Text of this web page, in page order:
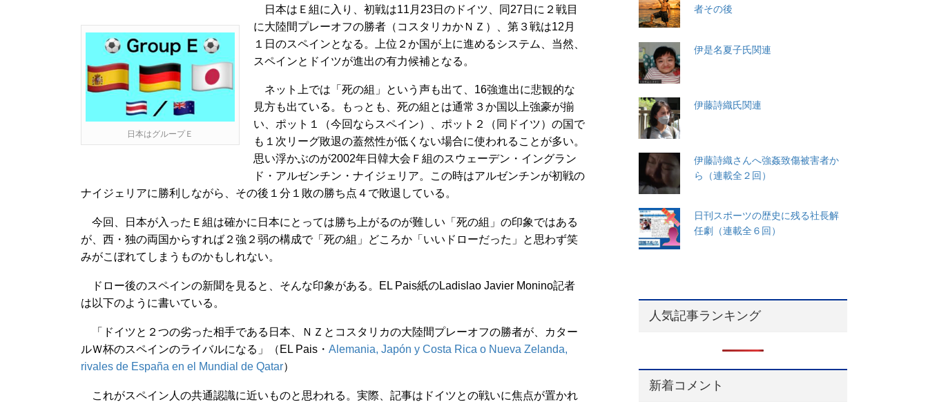
日本はグループＥ
日本はＥ組に入り、初戦は11月23日のドイツ、同27日に２戦目
に大陸間プレーオフの勝者（コスタリカかＮＺ）、第３戦は12月
１日のスペインとなる。上位２か国が上に進めるシステム、当然、
スペインとドイツが進出の有力候補となる。
ネット上では「死の組」という声も出て、16強進出に悲観的な
見方も出ている。もっとも、死の組とは通常３か国以上強豪が揃
い、ポット１（今回ならスペイン）、ポット２（同ドイツ）の国で
も１次リーグ敗退の蓋然性が低くない場合に使われることが多い。
思い浮かぶのが2002年日韓大会Ｆ組のスウェーデン・イングラン
ド・アルゼンチン・ナイジェリア。この時はアルゼンチンが初戦の
ナイジェリアに勝利しながら、その後１分１敗の勝ち点４で敗退している。
今回、日本が入ったＥ組は確かに日本にとっては勝ち上がるのが難しい「死の組」の印象ではある
が、西・独の両国からすれば２強２弱の構成で「死の組」どころか「いいドローだった」と思わず笑
みがこぼれてしまうものかもしれない。
ドロー後のスペインの新聞を見ると、そんな印象がある。EL Pais紙のLadislao Javier Monino記者
は以下のように書いている。
「ドイツと２つの劣った相手である日本、ＮＺとコスタリカの大陸間プレーオフの勝者が、カター
ルＷ杯のスペインのライバルになる」（EL Pais・ Alemania, Japón y Costa Rica o Nueva Zelanda,
rivales de España en el Mundial de Qatar）
これがスペイン人の共通認識に近いものと思われる。実際、記事はドイツとの戦いに焦点が置かれ
者その後
伊是名夏子氏関連
伊藤詩織氏関連
伊藤詩織さんへ強姦致傷被害者か
ら（連載全２回）
日刊スポーツの歴史に残る社長解
任劇（連載全６回）
人気記事ランキング
新着コメント